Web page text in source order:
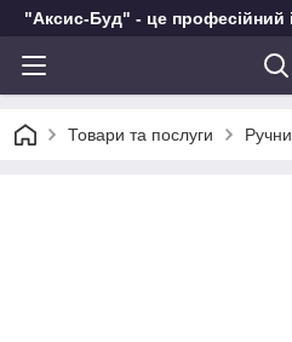
"Аксис-Буд" - це професійний
Товари та послуги